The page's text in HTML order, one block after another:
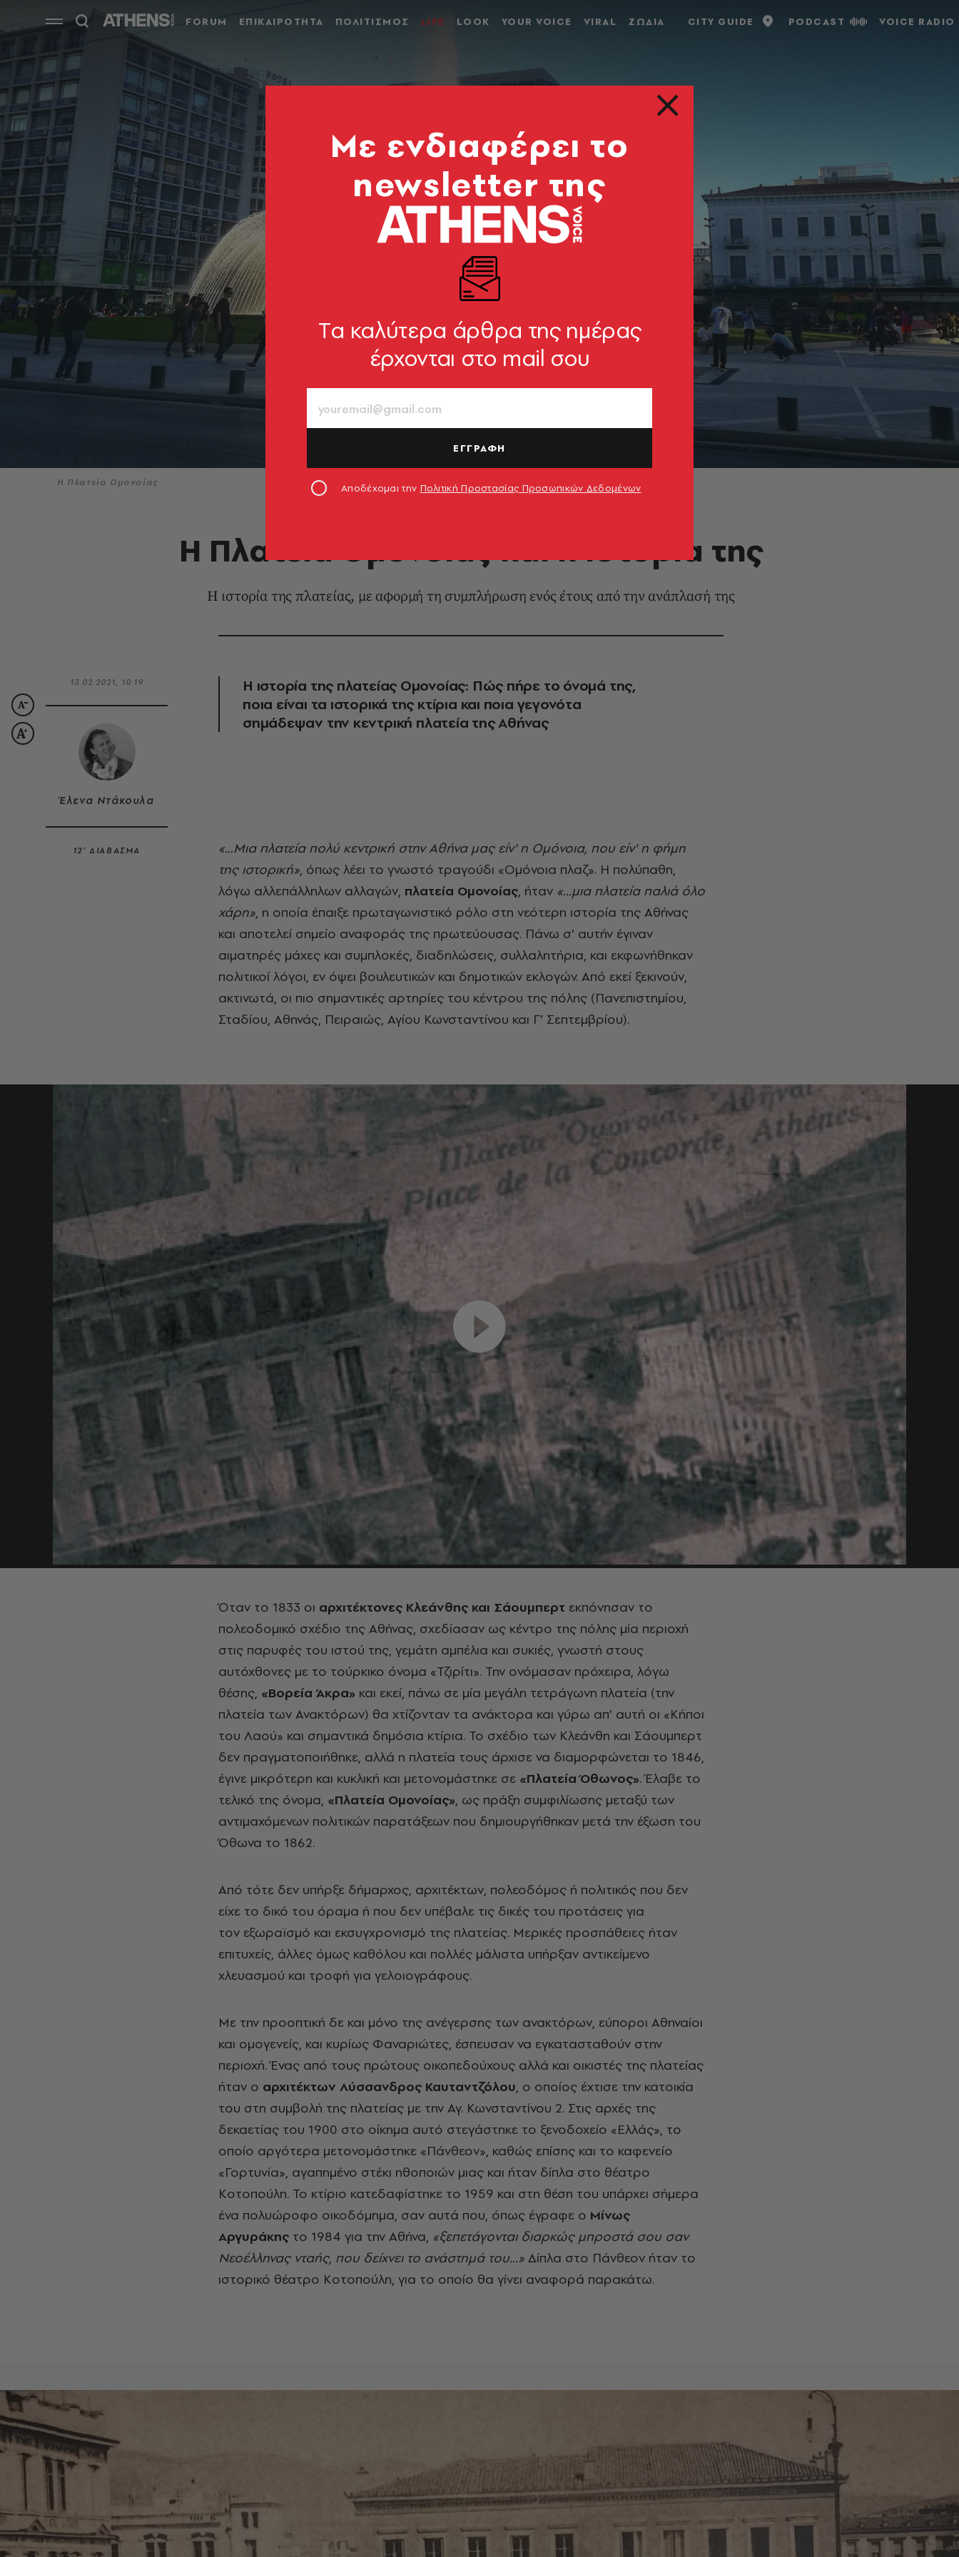
FORUM ΕΠΙΚΑΙΡΟΤΗΤΑ ΠΟΛΙΤΙΣΜΟΣ LIFE LOOK YOUR VOICE VIRAL ΖΩΔΙΑ CITY GUIDE PODCAST VOICE RADIO
Η Πλατεία Ομονοίας
Η Πλατεία Ομονοίας και η ιστορία της
Η ιστορία της πλατείας, με αφορμή τη συμπλήρωση ενός έτους από την ανάπλασή της
13.02.2021, 10:19
Έλενα Ντάκουλα
12’ ΔΙΑΒΑΣΜΑ
Η ιστορία της πλατείας Ομονοίας: Πώς πήρε το όνομά της,
ποια είναι τα ιστορικά της κτίρια και ποια γεγονότα
σημάδεψαν την κεντρική πλατεία της Αθήνας
«...Μια πλατεία πολύ κεντρική στην Αθήνα μας είν' η Ομόνοια, που είν' η φήμη
της ιστορική», όπως λέει το γνωστό τραγούδι «Ομόνοια πλαζ». Η πολύπαθη,
λόγω αλλεπάλληλων αλλαγών, πλατεία Ομονοίας, ήταν «...μια πλατεία παλιά όλο
χάρη», η οποία έπαιξε πρωταγωνιστικό ρόλο στη νεότερη ιστορία της Αθήνας
και αποτελεί σημείο αναφοράς της πρωτεύουσας. Πάνω σ' αυτήν έγιναν
αιματηρές μάχες και συμπλοκές, διαδηλώσεις, συλλαλητήρια, και εκφωνήθηκαν
πολιτικοί λόγοι, εν όψει βουλευτικών και δημοτικών εκλογών. Από εκεί ξεκινούν,
ακτινωτά, οι πιο σημαντικές αρτηρίες του κέντρου της πόλης (Πανεπιστημίου,
Σταδίου, Αθηνάς, Πειραιώς, Αγίου Κωνσταντίνου και Γ’ Σεπτεμβρίου).
Όταν το 1833 οι αρχιτέκτονες Κλεάνθης και Σάουμπερτ εκπόνησαν το
πολεοδομικό σχέδιο της Αθήνας, σχεδίασαν ως κέντρο της πόλης μία περιοχή
στις παρυφές του ιστού της, γεμάτη αμπέλια και συκιές, γνωστή στους
αυτόχθονες με το τούρκικο όνομα «Τζιρίτι». Την ονόμασαν πρόχειρα, λόγω
θέσης, «Βορεία Άκρα» και εκεί, πάνω σε μία μεγάλη τετράγωνη πλατεία (την
πλατεία των Ανακτόρων) θα χτίζονταν τα ανάκτορα και γύρω απ' αυτή οι «Κήποι
του Λαού» και σημαντικά δημόσια κτίρια. Το σχέδιο των Κλεάνθη και Σάουμπερτ
δεν πραγματοποιήθηκε, αλλά η πλατεία τους άρχισε να διαμορφώνεται το 1846,
έγινε μικρότερη και κυκλική και μετονομάστηκε σε «Πλατεία Όθωνος». Έλαβε το
τελικό της όνομα, «Πλατεία Ομονοίας», ως πράξη συμφιλίωσης μεταξύ των
αντιμαχόμενων πολιτικών παρατάξεων που δημιουργήθηκαν μετά την έξωση του
Όθωνα το 1862.
Από τότε δεν υπήρξε δήμαρχος, αρχιτέκτων, πολεοδόμος ή πολιτικός που δεν
είχε το δικό του όραμα ή που δεν υπέβαλε τις δικές του προτάσεις για
τον εξωραϊσμό και εκσυγχρονισμό της πλατείας. Μερικές προσπάθειες ήταν
επιτυχείς, άλλες όμως καθόλου και πολλές μάλιστα υπήρξαν αντικείμενο
χλευασμού και τροφή για γελοιογράφους.
Με την προοπτική δε και μόνο της ανέγερσης των ανακτόρων, εύποροι Αθηναίοι
και ομογενείς, και κυρίως Φαναριώτες, έσπευσαν να εγκατασταθούν στην
περιοχή. Ένας από τους πρώτους οικοπεδούχους αλλά και οικιστές της πλατείας
ήταν ο αρχιτέκτων Λύσσανδρος Καυταντζόλου, ο οποίος έχτισε την κατοικία
του στη συμβολή της πλατείας με την Αγ. Κωνσταντίνου 2. Στις αρχές της
δεκαετίας του 1900 στο οίκημα αυτό στεγάστηκε το ξενοδοχείο «Ελλάς», το
οποίο αργότερα μετονομάστηκε «Πάνθεον», καθώς επίσης και το καφενείο
«Γορτυνία», αγαπημένο στέκι ηθοποιών μιας και ήταν δίπλα στο θέατρο
Κοτοπούλη. Το κτίριο κατεδαφίστηκε το 1959 και στη θέση του υπάρχει σήμερα
ένα πολυώροφο οικοδόμημα, σαν αυτά που, όπως έγραφε ο Μίνως
Αργυράκης το 1984 για την Αθήνα, «ξεπετάγονται διαρκώς μπροστά σου σαν
Νεοέλληνας νταής, που δείχνει το ανάστημά του...» Δίπλα στο Πάνθεον ήταν το
ιστορικό θέατρο Κοτοπούλη, για το οποίο θα γίνει αναφορά παρακάτω.
Mε ενδιαφέρει το
newsletter της
Tα καλύτερα άρθρα της ημέρας
έρχονται στο mail σου
ΕΓΓΡΑΦΗ
Αποδέχομαι την Πολιτική Προστασίας Προσωπικών Δεδομένων